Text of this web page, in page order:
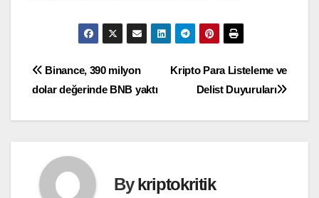
Yazı
gezinmesi
Kripto Para Listeleme ve
Delist Duyuruları
Binance, 390 milyon
dolar değerinde BNB yaktı
Bykriptokritik